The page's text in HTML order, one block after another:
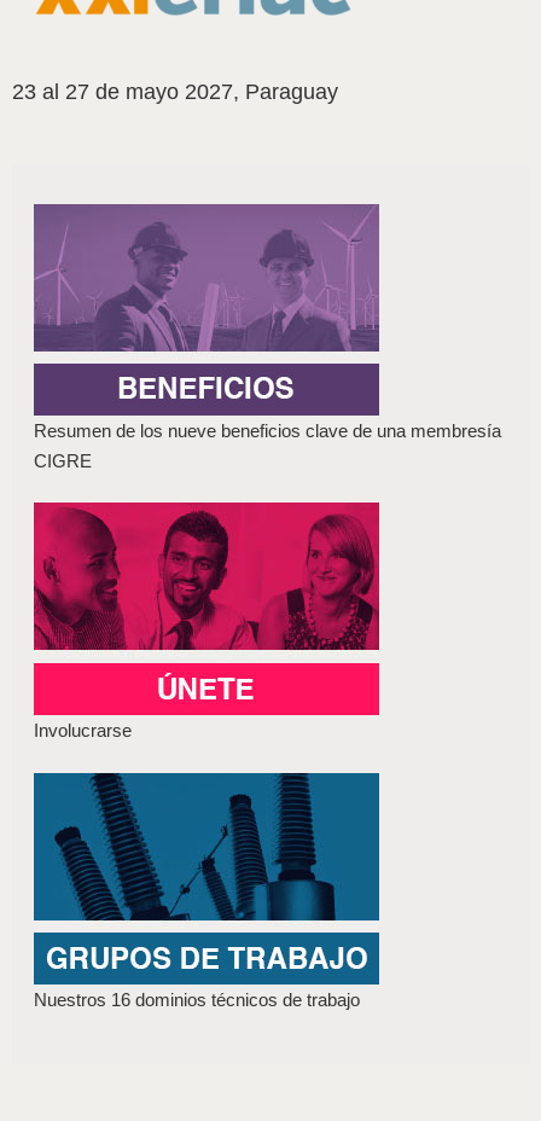
23 al 27 de mayo 2027, Paraguay
Resumen de los nueve beneficios clave de una membresía
CIGRE
Involucrarse
Nuestros 16 dominios técnicos de trabajo